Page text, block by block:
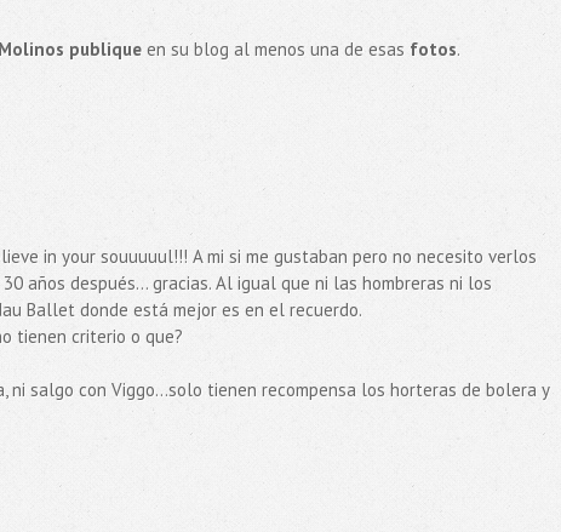
Molinos publiqueen su blog al menos una de esas fotos.
in your souuuuul!!! A mi si me gustaban pero no necesito verlos
años después... gracias. Al igual que ni las hombreras ni los
Ballet donde está mejor es en el recuerdo.
tienen criterio o que?
salgo con Viggo...solo tienen recompensa los horteras de bolera y